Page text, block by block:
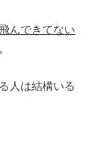
んできてない
人は結構いる